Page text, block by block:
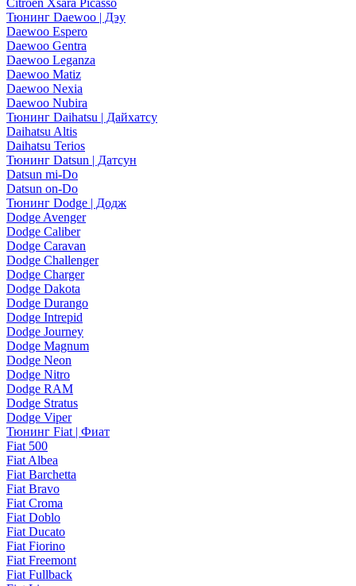
Citroen Xsara Picasso
Тюнинг Daewoo | Дэу
Daewoo Espero
Daewoo Gentra
Daewoo Leganza
Daewoo Matiz
Daewoo Nexia
Daewoo Nubira
Тюнинг Daihatsu | Дайхатсу
Daihatsu Altis
Daihatsu Terios
Тюнинг Datsun | Датсун
Datsun mi-Do
Datsun on-Do
Тюнинг Dodge | Додж
Dodge Avenger
Dodge Caliber
Dodge Caravan
Dodge Challenger
Dodge Charger
Dodge Dakota
Dodge Durango
Dodge Intrepid
Dodge Journey
Dodge Magnum
Dodge Neon
Dodge Nitro
Dodge RAM
Dodge Stratus
Dodge Viper
Тюнинг Fiat | Фиат
Fiat 500
Fiat Albea
Fiat Barchetta
Fiat Bravo
Fiat Croma
Fiat Doblo
Fiat Ducato
Fiat Fiorino
Fiat Freemont
Fiat Fullback